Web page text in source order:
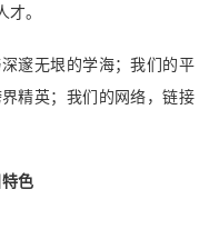
。
邃无垠的学海；我们的平
精英；我们的网络，链接
色